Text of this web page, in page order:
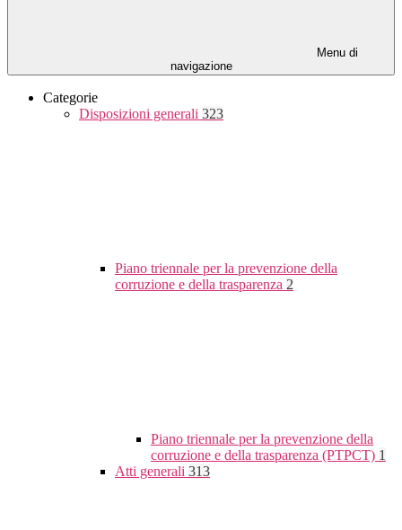
Menu di
navigazione
Categorie
Disposizioni generali 323
Piano triennale per la prevenzione della
corruzione e della trasparenza 2
Piano triennale per la prevenzione della
corruzione e della trasparenza (PTPCT) 1
Atti generali 313